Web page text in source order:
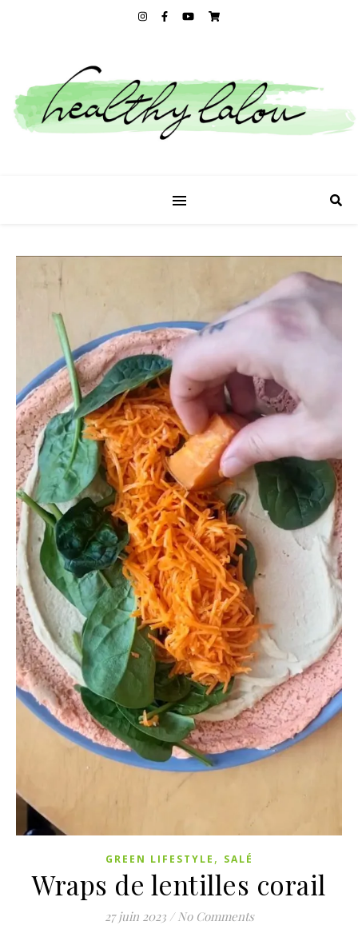
GREEN LIFESTYLE , SALÉ
Wraps de lentilles corail
27 juin 2023 / No Comments